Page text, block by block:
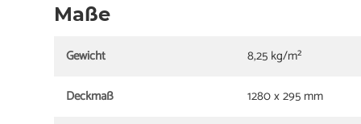
Maße
Gewicht
8,25 kg/m²
Deckmaß
1280 x 295 mm